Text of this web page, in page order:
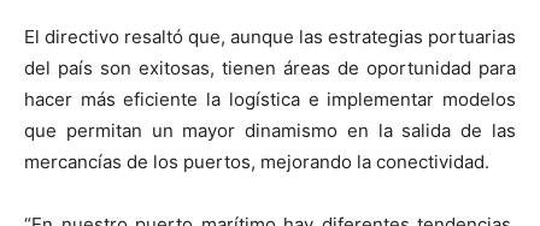
El directivo resaltó que, aunque las estrategias portuarias
del país son exitosas, tienen áreas de oportunidad para
hacer más eficiente la logística e implementar modelos
que permitan un mayor dinamismo en la salida de las
mercancías de los puertos, mejorando la conectividad.